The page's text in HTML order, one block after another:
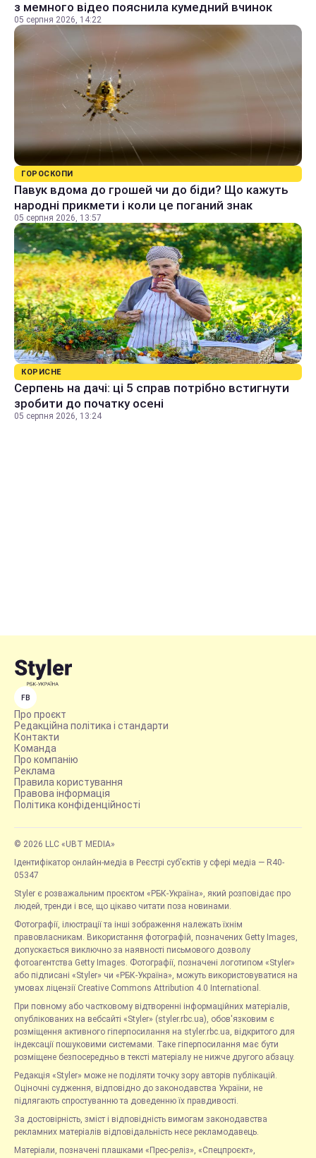
з мемного відео пояснила кумедний вчинок
05 серпня 2026, 14:22
ГОРОСКОПИ
Павук вдома до грошей чи до біди? Що кажуть
народні прикмети і коли це поганий знак
05 серпня 2026, 13:57
КОРИСНЕ
Серпень на дачі: ці 5 справ потрібно встигнути
зробити до початку осені
05 серпня 2026, 13:24
FB
Про проєкт
Редакційна політика і стандарти
Контакти
Команда
Про компанію
Реклама
Правила користування
Правова інформація
Політика конфіденційності
© 2026 LLC «UBT MEDIA»
Ідентифікатор онлайн-медіа в Реєстрі суб’єктів у сфері медіа — R40-
05347
Styler є розважальним проєктом «РБК-Україна», який розповідає про
людей, тренди і все, що цікаво читати поза новинами.
Фотографії, ілюстрації та інші зображення належать їхнім
правовласникам. Використання фотографій, позначених Getty Images,
допускається виключно за наявності письмового дозволу
фотоагентства Getty Images. Фотографії, позначені логотипом «Styler»
або підписані «Styler» чи «РБК-Україна», можуть використовуватися на
умовах ліцензії Creative Commons Attribution 4.0 International.
При повному або частковому відтворенні інформаційних матеріалів,
опублікованих на вебсайті «Styler» (styler.rbc.ua), обов'язковим є
розміщення активного гіперпосилання на styler.rbc.ua, відкритого для
індексації пошуковими системами. Таке гіперпосилання має бути
розміщене безпосередньо в тексті матеріалу не нижче другого абзацу.
Редакція «Styler» може не поділяти точку зору авторів публікацій.
Оціночні судження, відповідно до законодавства України, не
підлягають спростуванню та доведенню їх правдивості.
За достовірність, зміст і відповідність вимогам законодавства
рекламних матеріалів відповідальність несе рекламодавець.
Матеріали, позначені плашками «Прес-реліз», «Спецпроєкт»,